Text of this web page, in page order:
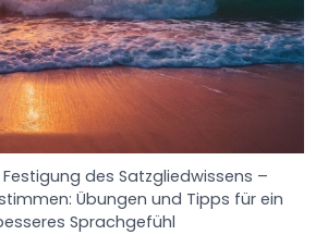
des Satzgliedwissens –
Übungen und Tipps für ein
Sprachgefühl